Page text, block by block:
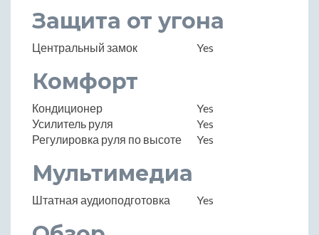
Защита от угона
Центральный замок Yes
Комфорт
Кондиционер
Yes
Усилитель руля
Yes
Регулировка руля по высоте
Yes
Мультимедиа
Штатная аудиоподготовка Yes